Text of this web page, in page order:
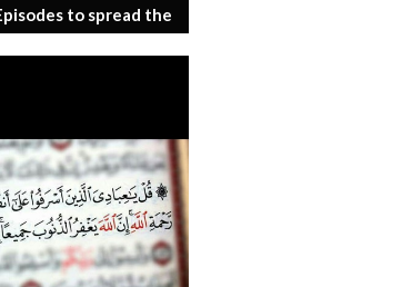
to spread the
benefit